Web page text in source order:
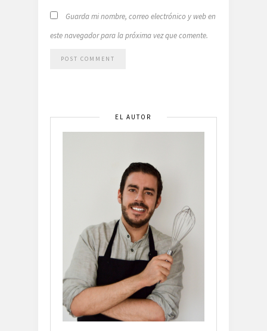
Guarda mi nombre, correo electrónico y web en
este navegador para la próxima vez que comente.
EL AUTOR